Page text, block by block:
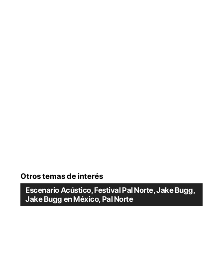
Otros temas de interés
Escenario Acústico,Festival Pal Norte,Jake Bugg,
Jake Bugg en México, Pal Norte